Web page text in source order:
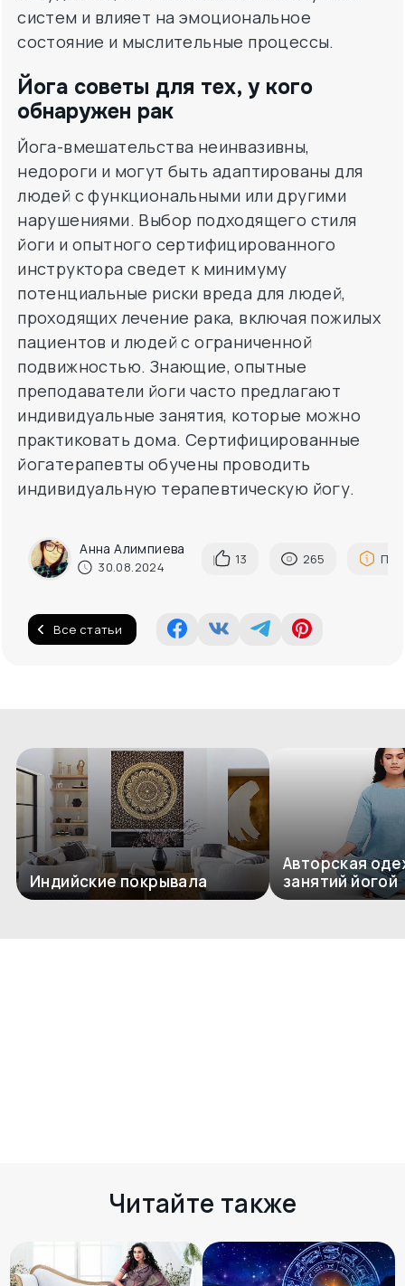
систем и влияет на эмоциональное
состояние и мыслительные процессы.
Йога советы для тех, у кого
обнаружен рак
Йога-вмешательства неинвазивны,
недороги и могут быть адаптированы для
людей с функциональными или другими
нарушениями. Выбор подходящего стиля
йоги и опытного сертифицированного
инструктора сведет к минимуму
потенциальные риски вреда для людей,
проходящих лечение рака, включая пожилых
пациентов и людей с ограниченной
подвижностью. Знающие, опытные
преподаватели йоги часто предлагают
индивидуальные занятия, которые можно
практиковать дома. Сертифицированные
йогатерапевты обучены проводить
индивидуальную терапевтическую йогу.
Анна Алимпиева
30.08.2024 13 265
Все статьи
Индийские покрывала
Авторская
занятий йогой
Читайте также